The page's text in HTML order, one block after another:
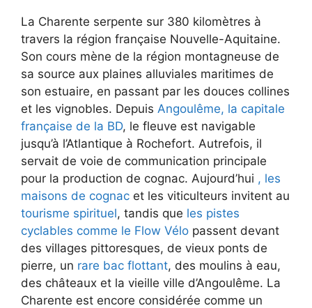
La Charente serpente sur 380 kilomètres à
travers la région française Nouvelle-Aquitaine.
Son cours mène de la région montagneuse de
sa source aux plaines alluviales maritimes de
son estuaire, en passant par les douces collines
et les vignobles. Depuis Angoulême, la capitale
française de la BD, le fleuve est navigable
jusqu’à l’Atlantique à Rochefort. Autrefois, il
servait de voie de communication principale
pour la production de cognac. Aujourd’hui , les
maisons de cognac et les viticulteurs invitent au
tourisme spirituel, tandis que les pistes
cyclables comme le Flow Vélo passent devant
des villages pittoresques, de vieux ponts de
pierre, un rare bac flottant, des moulins à eau,
des châteaux et la vieille ville d’Angoulême. La
Charente est encore considérée comme un